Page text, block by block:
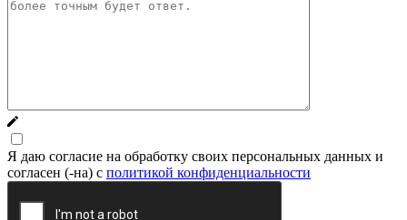
Я даю согласие на обработку своих персональных данных и
согласен (-на) с политикой конфиденциальности